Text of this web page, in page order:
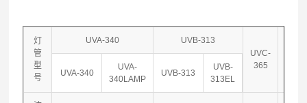
灯
管
型
号
UVA-340
UVB-313
UVC-
365
UVA-340
UVA-
340LAMP
UVB-313
UVB-
313EL